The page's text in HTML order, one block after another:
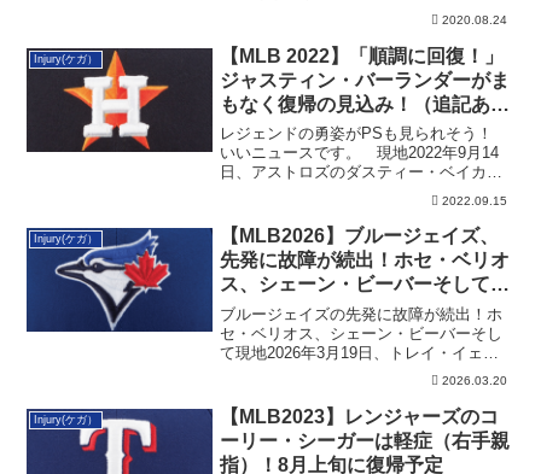
2020.08.24
Injury(ケガ）
【MLB 2022】「順調に回復！」
ジャスティン・バーランダーがま
もなく復帰の見込み！（追記あ
り）
レジェンドの勇姿がPSも見られそう！
いいニュースです。 現地2022年9月14
日、アストロズのダスティー・ベイカー
2022.09.15
Injury(ケガ）
【MLB2026】ブルージェイズ、
先発に故障が続出！ホセ・ベリオ
ス、シェーン・ビーバーそしてト
レイ・イェサベージまで
ブルージェイズの先発に故障が続出！ホ
セ・ベリオス、シェーン・ビーバーそし
て現地2026年3月19日、トレイ・イェサ
ベージまで。ただ、楽観的な面もありま
2026.03.20
Injury(ケガ）
【MLB2023】レンジャーズのコ
ーリー・シーガーは軽症（右手親
指）！8月上旬に復帰予定